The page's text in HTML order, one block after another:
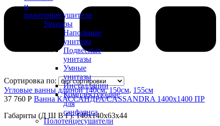
и
полотенцесушители
Унитазы
Напольные
унитазы
Подвесные
унитазы
Умные
унитазы
Инсталляции
Комплектующие
для
санфаянса
Полотенцесушители
Сортировка по:
Угловые ванны длиной 140см,150см, 155см
37 760 Р Ванна КАССАНДРА/CASSANDRA 1400х1400 ПР
Габариты (Д Ш В Г): 140x140x63x44